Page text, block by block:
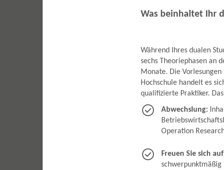
Was beinhaltet Ihr
Während Ihres dualen
sechs Theoriephasen an
Monate. Die
Hochschule handelt es
qualifizierte Praktiker.
Abwechslung:
Operation
Freuen Sie sich